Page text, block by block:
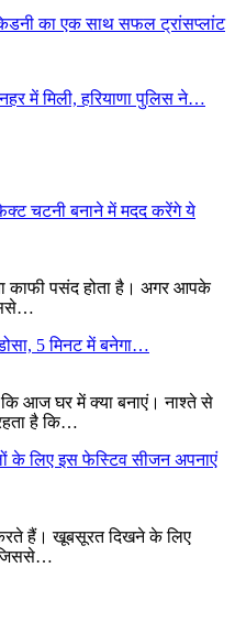
का एक साथ सफल ट्रांसप्लांट
में मिली, हरियाणा पुलिस ने…
चटनी बनाने में मदद करेंगे ये
काफी पसंद होता है। अगर आपके
5 मिनट में बनेगा…
आज घर में क्या बनाएं। नाश्ते से
है कि…
के लिए इस फेस्टिव सीजन अपनाएं
करते हैं। खूबसूरत दिखने के लिए
जिससे…